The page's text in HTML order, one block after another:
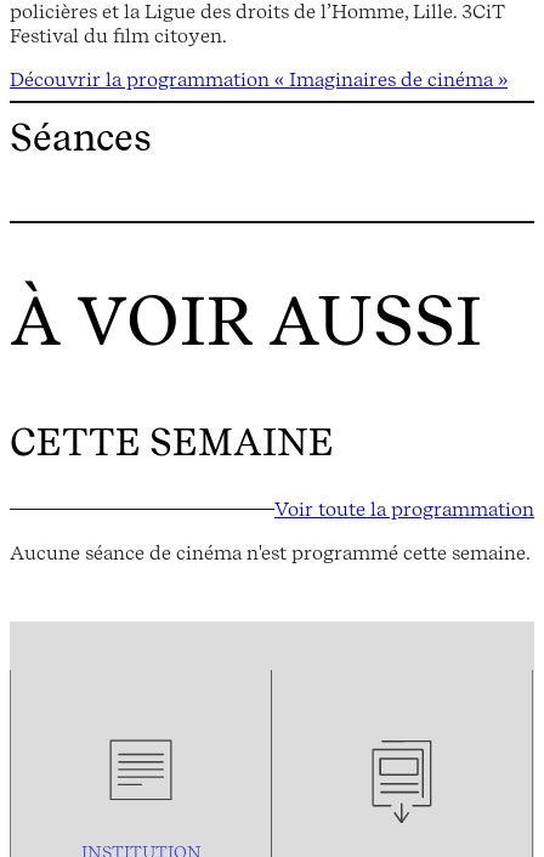
policières et la Ligue des droits de l’Homme, Lille. 3CiT
Festival du film citoyen.
Découvrir la programmation « Imaginaires de cinéma »
Séances
À VOIR AUSSI
CETTE SEMAINE
Voir toute la programmation
Aucune séance de cinéma n'est programmé cette semaine.
INSTITUTION